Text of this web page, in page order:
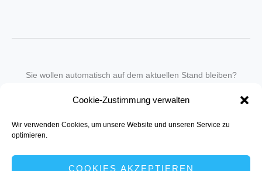
Cookie-Zustimmung verwalten
Wir verwenden Cookies, um unsere Website und unseren Service zu
optimieren.
COOKIES AKZEPTIEREN
Sie wollen automatisch auf dem aktuellen Stand bleiben?
in unseren Newsletter-Service auf.
Senden Sie für ein Angebot einfach eine